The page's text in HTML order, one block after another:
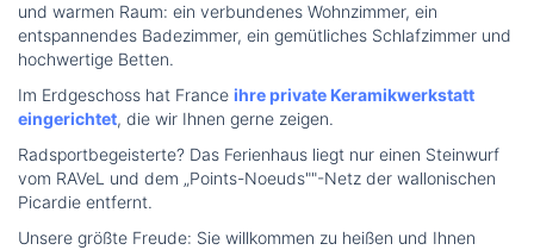
und warmen Raum: ein verbundenes Wohnzimmer, ein
entspannendes Badezimmer, ein gemütliches Schlafzimmer und
hochwertige Betten.
Im Erdgeschoss hat France ihre private Keramikwerkstatt
eingerichtet, die wir Ihnen gerne zeigen.
Radsportbegeisterte? Das Ferienhaus liegt nur einen Steinwurf
vom RAVeL und dem „Points-Noeuds""-Netz der wallonischen
Picardie entfernt.
Unsere größte Freude: Sie willkommen zu heißen und Ihnen